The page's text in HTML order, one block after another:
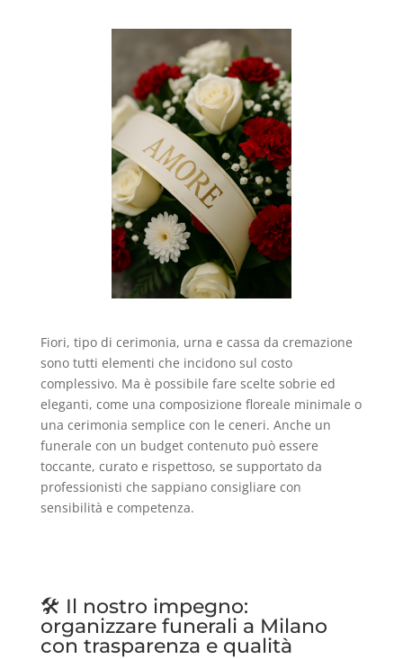
Fiori, tipo di cerimonia, urna e cassa da cremazione
sono tutti elementi che incidono sul costo
complessivo. Ma è possibile fare scelte sobrie ed
eleganti, come una composizione floreale minimale o
una cerimonia semplice con le ceneri. Anche un
funerale con un budget contenuto può essere
toccante, curato e rispettoso, se supportato da
professionisti che sappiano consigliare con
sensibilità e competenza.
🛠️ Il nostro impegno:
organizzare funerali a Milano
con trasparenza e qualità